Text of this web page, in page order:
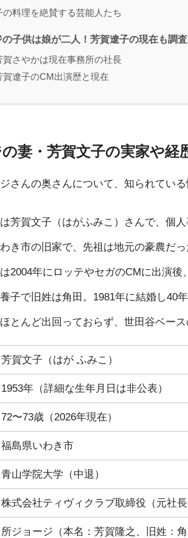
の料理を絶賛する芸能人たち
の子供は娘が二人！芳賀遼子の現在も調査
賀さやかは現在事務所の社長
賀遼子のCM出演歴と現在
妻・芳賀文子の実家や経
さんの奥さんについて、知られている
芳賀文子（はがふみこ）さんで、個
き市の旧家で、先祖は地元の豪農だっ
2004年にロッテやセガのCMに出演後
子で旧姓は角田。1981年に結婚し40
とんど出回っておらず、世田谷ベー
芳賀文子（はが ふみこ）
1953年（詳細な生年月日は非公表）
72〜73歳（2026年現在）
福島県いわき市
青山学院大学（中退）
株式会社ティヴィクラブ取締役（元社長
所ジョージ（本名：芳賀隆之、旧姓：角